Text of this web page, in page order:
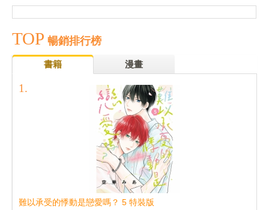
TOP 暢銷排行榜
書籍 漫畫
難以承受的悸動是戀愛嗎？ 5 特裝版